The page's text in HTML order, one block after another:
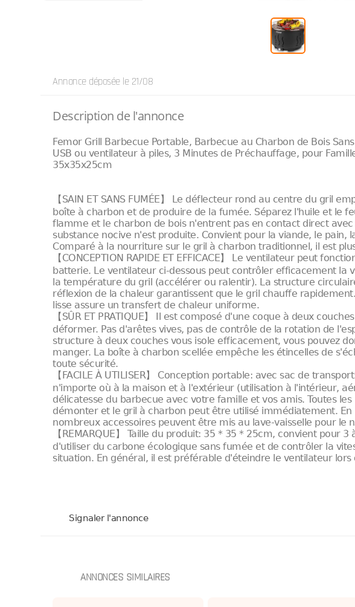
Annonce déposée le 21/08
Description de l'annonce
Femor Grill Barbecue Portable, Barbecue au Charbon de Bois
USB ou ventilateur à piles, 3 Minutes de Préchauffage, pour
35x35x25cm
【SAIN ET SANS FUMÉE】 Le déflecteur rond au centre du gril
boîte à charbon et de produire de la fumée. Séparez l'huile et le
flamme et le charbon de bois n'entrent pas en contact direct
substance nocive n'est produite. Convient pour la viande, le pain,
Comparé à la nourriture sur le gril à charbon traditionnel, il est
【CONCEPTION RAPIDE ET EFFICACE】 Le ventilateur peut
batterie. Le ventilateur ci-dessous peut contrôler efficacement la
la température du gril (accélérer ou ralentir). La structure
réflexion de la chaleur garantissent que le gril chauffe
lisse assure un transfert de chaleur uniforme.
【SÛR ET PRATIQUE】 Il est composé d'une coque à deux
déformer. Pas d'arêtes vives, pas de contrôle de la rotation de
structure à deux couches vous isole efficacement, vous pouvez
manger. La boîte à charbon scellée empêche les étincelles de
toute sécurité.
【FACILE À UTILISER】 Conception portable: avec sac de
n'importe où à la maison et à l'extérieur (utilisation à l'intérieur,
délicatesse du barbecue avec votre famille et vos amis. Toutes
démonter et le gril à charbon peut être utilisé immédiatement.
nombreux accessoires peuvent être mis au lave-vaisselle pour le
【REMARQUE】 Taille du produit: 35 * 35 * 25cm, convient pour
d'utiliser du carbone écologique sans fumée et de contrôler la
situation. En général, il est préférable d'éteindre le ventilateur lors
Signaler l'annonce
ANNONCES SIMILAIRES